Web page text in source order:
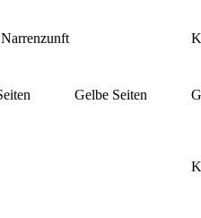
Gelbe Seiten